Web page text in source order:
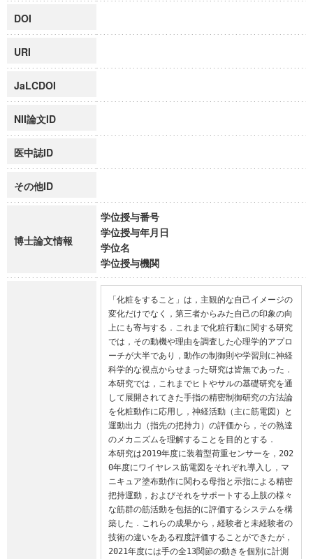
DOI
URI
JaLCDOI
NII論文ID
医中誌ID
その他ID
博士論文情報
学位授与番号
学位授与年月日
学位名
学位授与機関
「化粧をすること」は，主観的な自己イメージの
変化だけでなく，第三者からみた自己の印象の向
上にも寄与する．これまで化粧行動に関する研究
では，その動機や理由を調査した心理学的アプロ
ーチが大半であり，動作の制御則や学習則に神経
科学的な視点からせまった研究は皆無であった．
本研究では，これまでヒトやサルの基礎研究を通
して展開されてきた手指の精密制御研究の方法論
を化粧動作に応用し，神経活動（主に筋電図）と
運動出力（指先の把持力）の評価から，その熟達
のメカニズムを理解することを目的とする．
本研究は2019年度に装着型荷重センサーを，202
0年度にワイヤレス筋電図をそれぞれ導入し，マ
ニキュア塗布動作に関わる母指と示指による精密
把持運動，およびそれをサポートする上肢の様々
な筋群の筋活動を包括的に評価するシステムを構
築した．これらの成果から，経験者と未経験者の
技術の違いをある程度評価することができたが，
2021年度には手の全13関節の動きを個別に計測